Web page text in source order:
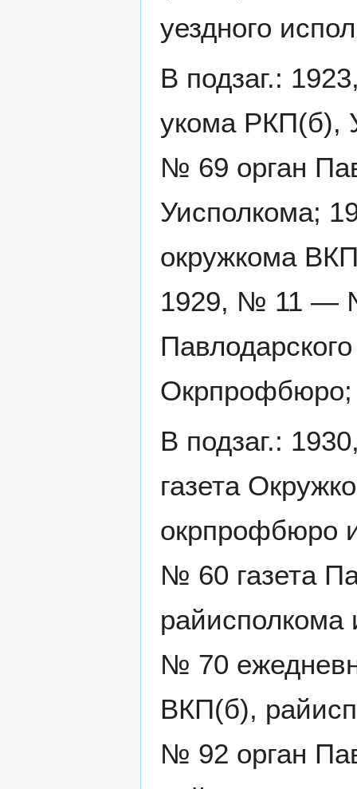
уездного
В подзаг.:
укома РКП(б),
№ 69 орган
Уисполкома;
окружкома
1929, № 11 —
Окрпрофбюро;
В подзаг.:
газета
окрпрофбюро
№ 60 газета
№ 70
ВКП(б),
№ 92 орган